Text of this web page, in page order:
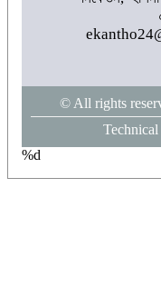
© All rights
%d